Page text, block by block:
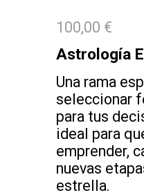
100,00 €
Astrología
Una rama
seleccionar
para tus
ideal para
emprender,
nuevas
estrella.